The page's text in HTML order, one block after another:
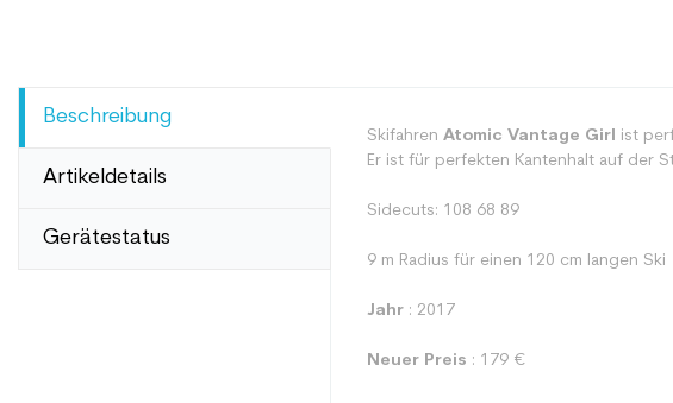
Beschreibung
Artikeldetails
Gerätestatus
Skifahren Atomic Vantage Girl ist
Er ist für perfekten Kantenhalt auf der
Sidecuts: 108 68 89
9 m Radius für einen 120 cm langen Ski
Jahr: 2017
Neuer Preis : 179 €